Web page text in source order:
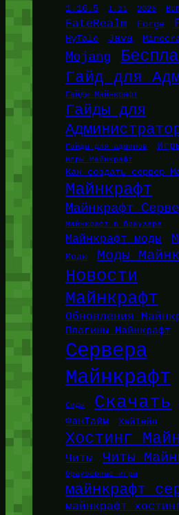
1.16.5 1.21 2026
FateRealm Forge
HyTale Java
Mojang
Гайд для
Гайды Майнкрафт
Гайды для
Гайды для админов
Игры Майнкрафт
Как создать сервер
Майнкрафт
Майнкрафт
Майнкрафт в браузере
Майнкрафт моды
Моды Моды
Новости
Майнкрафт
Обновления
Плагины Майнкрафт
Сервера
Майнкрафт
Сиды Скачать
ФанТайм ХайТейл
Хостинг
Читы Читы
браузерные игры
майнкрафт
майнкрафт